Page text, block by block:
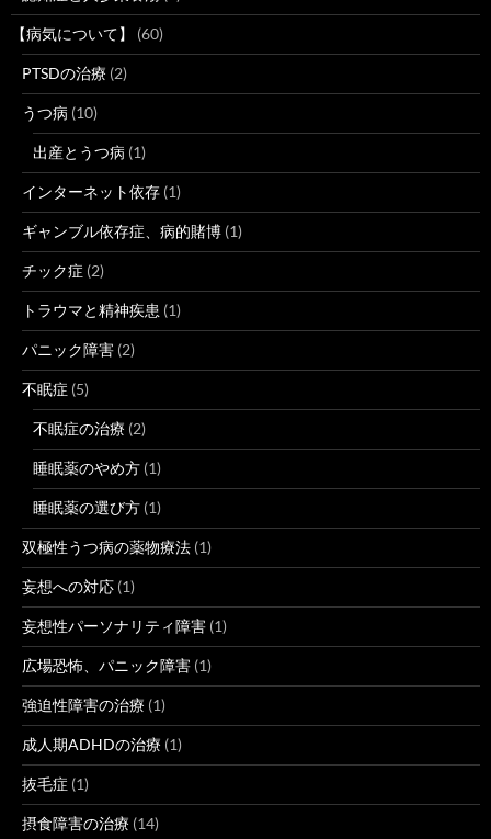
【病気について】 (60)
PTSDの治療 (2)
うつ病 (10)
出産とうつ病 (1)
インターネット依存 (1)
ギャンブル依存症、病的賭博 (1)
チック症 (2)
トラウマと精神疾患 (1)
パニック障害 (2)
不眠症 (5)
不眠症の治療 (2)
睡眠薬のやめ方 (1)
睡眠薬の選び方 (1)
双極性うつ病の薬物療法 (1)
妄想への対応 (1)
妄想性パーソナリティ障害 (1)
広場恐怖、パニック障害 (1)
強迫性障害の治療 (1)
成人期ADHDの治療 (1)
抜毛症 (1)
摂食障害の治療 (14)